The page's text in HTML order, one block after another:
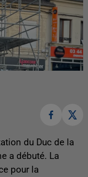
du Duc de la
a débuté. La
pour la